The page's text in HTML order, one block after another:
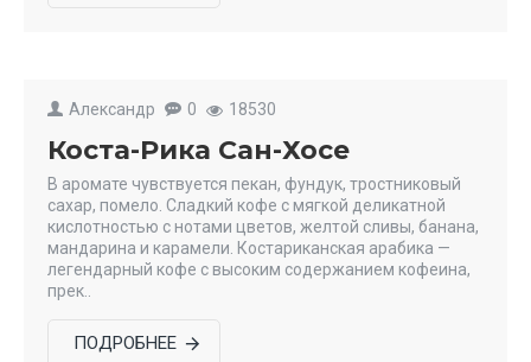
Александр 0 18530
Коста-Рика Сан-Хосе
В аромате чувствуется пекан, фундук, тростниковый
сахар, помело. Сладкий кофе с мягкой деликатной
кислотностью с нотами цветов, желтой сливы, банана,
мандарина и карамели. Костариканская арабика —
легендарный кофе с высоким содержанием кофеина,
прек..
ПОДРОБНЕЕ